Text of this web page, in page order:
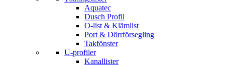
Aquatec
Dusch Profil
O-list & Klämlist
Port & Dörrförsegling
Takfönster
U-profiler
Kanallister